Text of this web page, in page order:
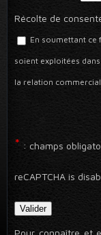
Récolte de
En soumettant
soient exploitées
la relation
* : champs
reCAPTCHA is
Pour connaître et